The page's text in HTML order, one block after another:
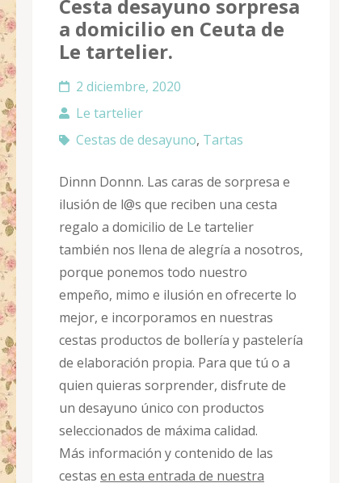
Cesta desayuno sorpresa
a domicilio en Ceuta de
Le tartelier.
2 diciembre, 2020
Le tartelier
Cestas de desayuno, Tartas
Dinnn Donnn. Las caras de sorpresa e
ilusión de l@s que reciben una cesta
regalo a domicilio de Le tartelier
también nos llena de alegría a nosotros,
porque ponemos todo nuestro
empeño, mimo e ilusión en ofrecerte lo
mejor, e incorporamos en nuestras
cestas productos de bollería y pastelería
de elaboración propia. Para que tú o a
quien quieras sorprender, disfrute de
un desayuno único con productos
seleccionados de máxima calidad.
Más información y contenido de las
cestas en esta entrada de nuestra